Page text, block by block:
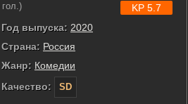
гол.)
Год выпуска: 2020
Страна: Россия
Жанр: Комедии
Качество:
SD
KP 5.7